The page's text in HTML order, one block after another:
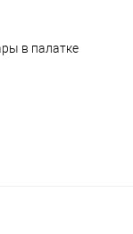
в палатке